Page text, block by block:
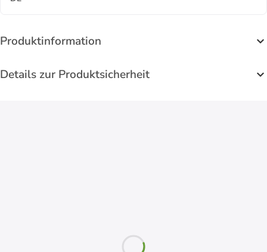
Produktinformation
Details zur Produktsicherheit